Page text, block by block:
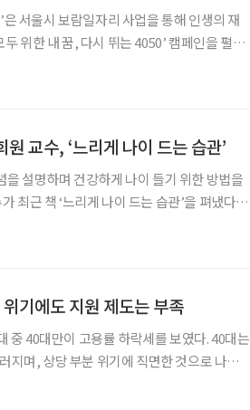
서울시 보람일자리 사업을 통해 인생의 재
위한 내 꿈, 다시 뛰는 4050’ 캠페인을 펼칩
교수, ‘느리게 나이 드는 습관’
설명하며 건강하게 나이 들기 위한 방법을
최근 책 ‘느리게 나이 드는 습관’을 펴냈다.
기에도 지원 제도는 부족
중 40대만이 고용률 하락세를 보였다. 40대는
지며, 상당 부분 위기에 직면한 것으로 나타